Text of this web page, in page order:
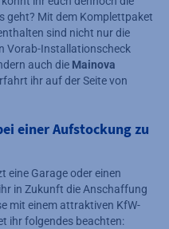
geht? Mit dem Komplettpaket
sind nicht nur die
Vorab-Installationscheck
auch die Mainova
ihr auf der Seite von
einer Aufstockung zu
eine Garage oder einen
in Zukunft die Anschaffung
mit einem attraktiven KfW-
ihr folgendes beachten: